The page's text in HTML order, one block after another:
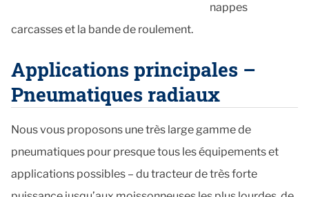
nappes
carcasses et la bande de roulement.
Applications principales –
Pneumatiques radiaux
Nous vous proposons une très large gamme de
pneumatiques pour presque tous les équipements et
applications possibles – du tracteur de très forte